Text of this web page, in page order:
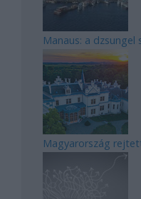
Manaus: a dzsungel
Magyarország